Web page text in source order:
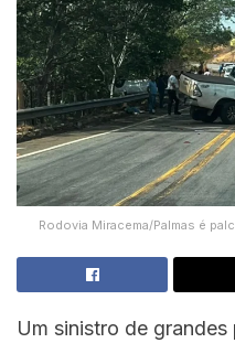
Rodovia Miracema/Palmas é
Um sinistro de